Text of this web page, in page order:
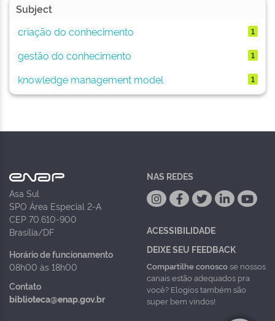
Subject
criação do conhecimento
1
gestão do conhecimento 1
knowledge management model 1
Asa Sul
SPO Área Especial 2-A
CEP 70.610-900
Brasília/DF
Horário de funcionamento
08h00 às 18h00
Contato
biblioteca@enap.gov.br
NAS REDES
ACESSIBILIDADE
DEIXE SEU FEEDBACK
Compartilhe conoscose nossos
canais estão adequados pra
você? Elogios também são
super bem vindos!